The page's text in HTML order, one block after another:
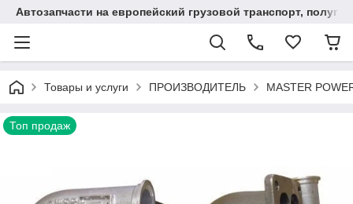
Автозапчасти на европейский грузовой транспорт,
Товары и услуги ПРОИЗВОДИТЕЛЬ MASTER
Топ продаж